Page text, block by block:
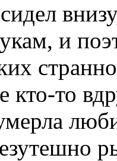
и
кто-то